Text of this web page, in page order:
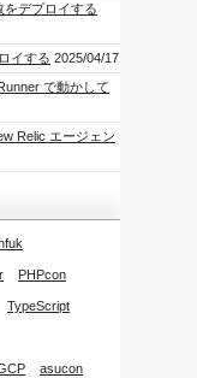
をデプロイする
イする 2025/04/17
で動かして
Relic エージェン
PHPcon
TypeScript
asucon